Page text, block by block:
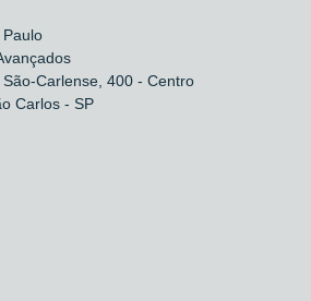
Carlense, 400 - Centro
Carlos - SP